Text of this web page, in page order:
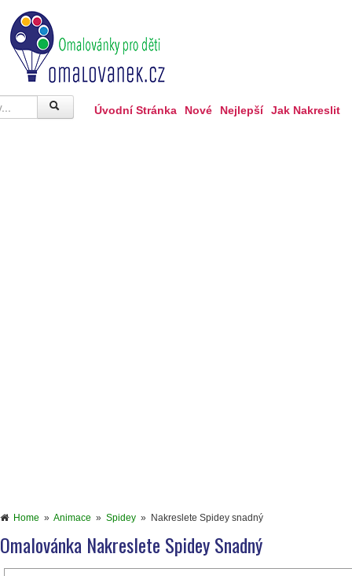
Úvodní Stránka Nové Nejlepší Jak Nakreslit
Home » Animace » Spidey » Nakreslete Spidey snadný
Omalovánka Nakreslete Spidey Snadný